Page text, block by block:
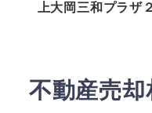
上大岡三和プラザ
不動産売